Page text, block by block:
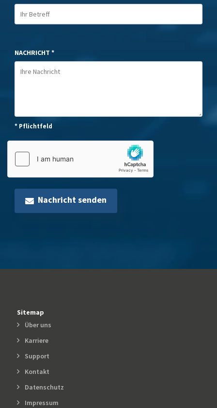
NACHRICHT *
* Pflichtfeld
Nachricht senden
Sitemap
Über uns
Karriere
Support
Kontakt
Datenschutz
Impressum